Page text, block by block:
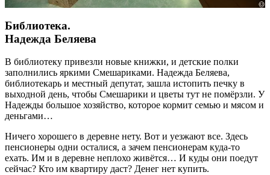
Библиотека.
Надежда Беляева
В библиотеку привезли новые книжки, и детские полки
заполнились яркими Смешариками. Надежда Беляева,
библиотекарь и местный депутат, зашла истопить печку в
выходной день, чтобы Смешарики и цветы тут не помёрзли. У
Надежды большое хозяйство, которое кормит семью и мясом и
деньгами…
Ничего хорошего в деревне нету. Вот и уезжают все. Здесь
пенсионеры одни осталися, а зачем пенсионерам куда-то
ехать. Им и в деревне неплохо живётся… И куды они поедут
сейчас? Кто им квартиру даст? Денег нет купить.